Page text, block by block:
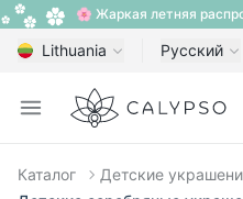
🌸 Жаркая летняя
Lithuania Русский
Open menu
Calypso
Каталог
Детские